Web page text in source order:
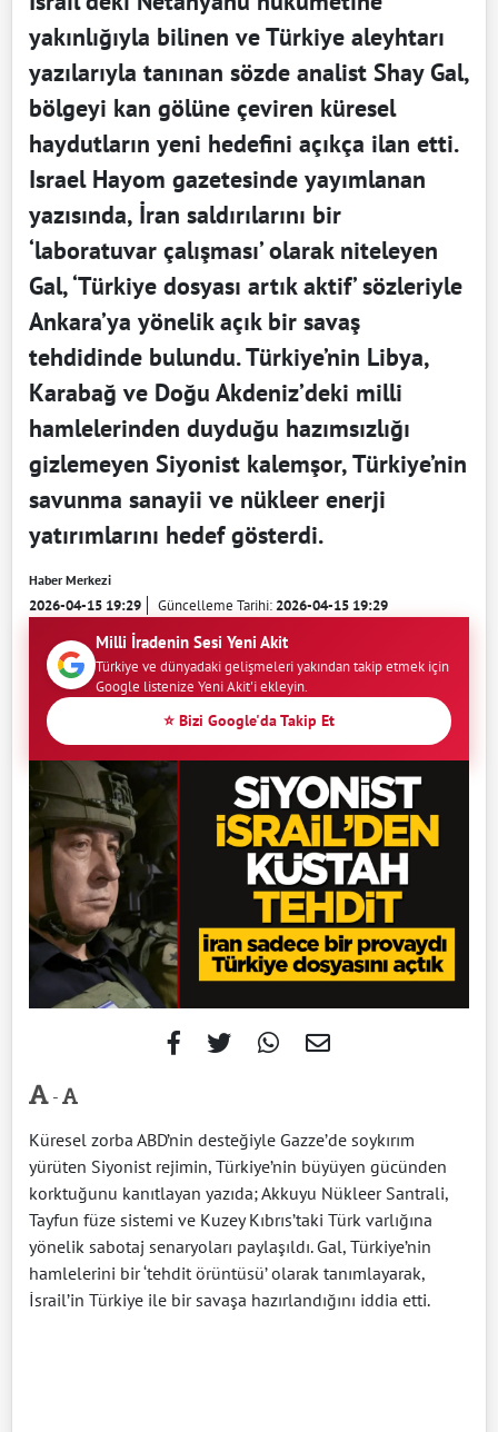
yakınlığıyla bilinen ve Türkiye aleyhtarı
yazılarıyla tanınan sözde analist Shay Gal,
bölgeyi kan gölüne çeviren küresel
haydutların yeni hedefini açıkça ilan etti.
Israel Hayom gazetesinde yayımlanan
yazısında, İran saldırılarını bir
‘laboratuvar çalışması’ olarak niteleyen
Gal, ‘Türkiye dosyası artık aktif’ sözleriyle
Ankara’ya yönelik açık bir savaş
tehdidinde bulundu. Türkiye’nin Libya,
Karabağ ve Doğu Akdeniz’deki milli
hamlelerinden duyduğu hazımsızlığı
gizlemeyen Siyonist kalemşor, Türkiye’nin
savunma sanayii ve nükleer enerji
yatırımlarını hedef gösterdi.
Haber Merkezi
2026-04-15 19:29 Güncelleme Tarihi:2026-04-15 19:29
Milli İradenin Sesi Yeni Akit
Türkiye ve dünyadaki gelişmeleri yakından takip etmek için
Google listenize Yeni Akit'i ekleyin.
⭐ Bizi Google'da Takip Et
-
Küresel zorba ABD’nin desteğiyle Gazze’de soykırım
yürüten Siyonist rejimin, Türkiye’nin büyüyen gücünden
korktuğunu kanıtlayan yazıda; Akkuyu Nükleer Santrali,
Tayfun füze sistemi ve Kuzey Kıbrıs’taki Türk varlığına
yönelik sabotaj senaryoları paylaşıldı. Gal, Türkiye’nin
hamlelerini bir ‘tehdit örüntüsü’ olarak tanımlayarak,
İsrail’in Türkiye ile bir savaşa hazırlandığını iddia etti.